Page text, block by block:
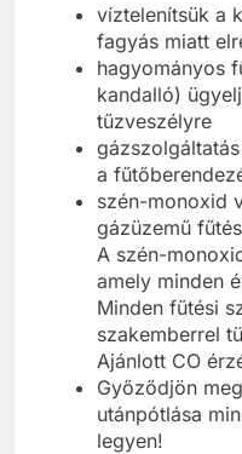
víztelenítsük a
fagyás miatt
hagyományos
kandalló)
tűzveszélyre
a
szén-monoxid
gázüzemű
A szén-
amely minden
Minden fűtési
szakemberrel
Ajánlott CO
Győződjön
utánpótlása
legyen!